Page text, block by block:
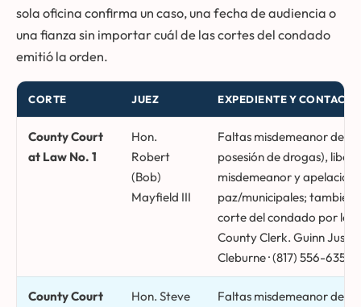
sola oficina confirma un caso, una fecha de audiencia o
una fianza sin importar cuál de las cortes del condado
emitió la orden.
CORTE JUEZ EXPEDIENTE Y
County Court
at Law No. 1
Hon.
Robert
(Bob)
Mayfield III
Faltas misdemeanor de
posesión de drogas),
misdemeanor y
paz/municipales; también
corte del condado por ley.
County Clerk. Guinn
Cleburne · (817) 556-6353
County Court
Hon. Steve
Faltas misdemeanor de